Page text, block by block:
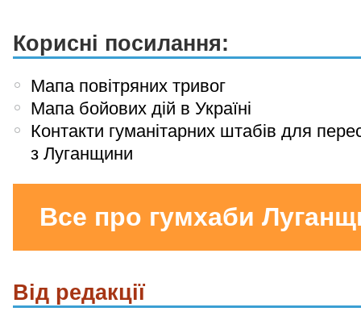
Корисні посилання:
Мапа повітряних тривог
Мапа бойових дій в Україні
Контакти гуманітарних штабів для
з Луганщини
Все про гумхаби
Від редакції